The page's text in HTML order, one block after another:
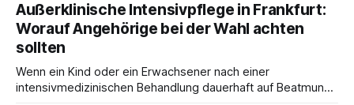
Außerklinische Intensivpflege in Frankfurt:
Worauf Angehörige bei der Wahl achten
sollten
Wenn ein Kind oder ein Erwachsener nach einer
intensivmedizinischen Behandlung dauerhaft auf Beatmung